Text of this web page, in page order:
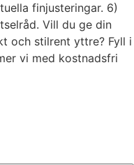
finjusteringar. 6)
Vill du ge din
och stilrent yttre? Fyll i
vi med kostnadsfri